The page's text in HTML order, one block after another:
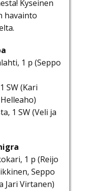
Kyseinen
havainto
1 p (Seppo
SW (Kari
1 SW (Veli ja
1 p (Reijo
Seppo
Jari Virtanen)